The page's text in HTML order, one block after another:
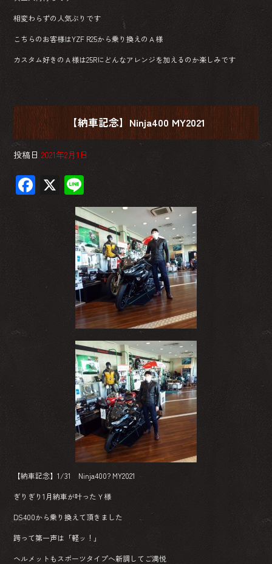
相変わらずの人気ぶりです
こちらのお客様はYZF R25から乗り換えのＡ様
カスタム好きのＡ様は25Rにどんなアレンジを加えるのか楽しみです
【納車記念】Ninja400 MY2021
投稿日 2021年2月1日
F
ok
X
ne
【納車記念】1/31 Ninja400? MY2021
ぎりぎり1月納車が叶ったＹ様
DS400から乗り換えて頂きました
跨って第一声は「軽ッ！」
ヘルメットもスポーツタイプへ新調してご満悦